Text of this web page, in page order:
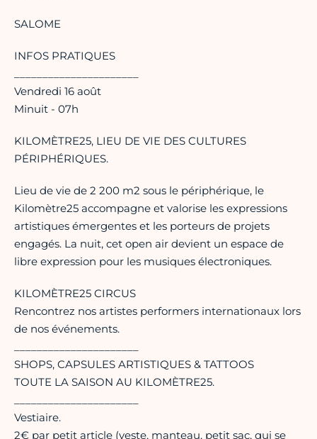
SALOME
INFOS PRATIQUES
Vendredi 16 août
Minuit - 07h
KILOMÈTRE25, LIEU DE VIE DES CULTURES
PÉRIPHÉRIQUES.
Lieu de vie de 2 200 m2 sous le périphérique, le
Kilomètre25 accompagne et valorise les expressions
artistiques émergentes et les porteurs de projets
engagés. La nuit, cet open air devient un espace de
libre expression pour les musiques électroniques.
KILOMÈTRE25 CIRCUS
Rencontrez nos artistes performers internationaux lors
de nos événements.
SHOPS, CAPSULES ARTISTIQUES & TATTOOS
TOUTE LA SAISON AU KILOMÈTRE25.
Vestiaire.
2€ par petit article (veste, manteau, petit sac, qui se